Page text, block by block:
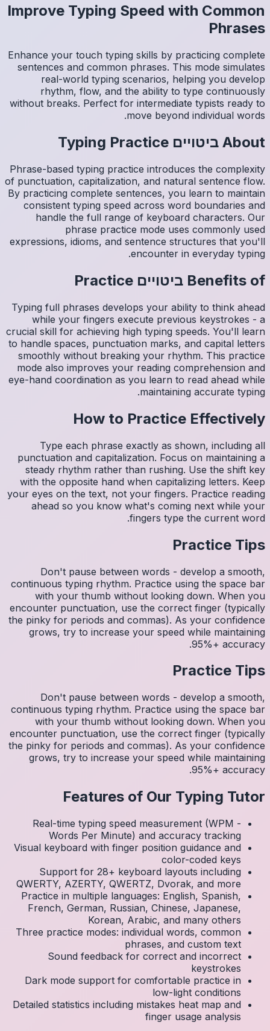
Enhance
without
Phrase-
of
By
Typing
crucial
to
mode
eye-
with
your
the
the
Visual
Three
Detailed